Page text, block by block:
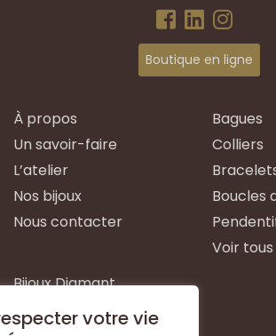
Boutique en ligne
À propos
Un savoir-faire
L’atelier
Nos bijoux
Nous contacter
Bagues
Colliers
Boucles
Voir
Bijoux Diamant
Bijoux Emeraudevotre vie